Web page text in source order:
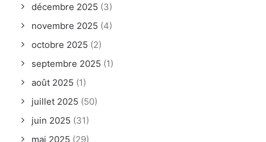
décembre 2025 (3)
novembre 2025 (4)
octobre 2025 (2)
septembre 2025 (1)
août 2025 (1)
juillet 2025 (50)
juin 2025 (31)
mai 2025 (29)